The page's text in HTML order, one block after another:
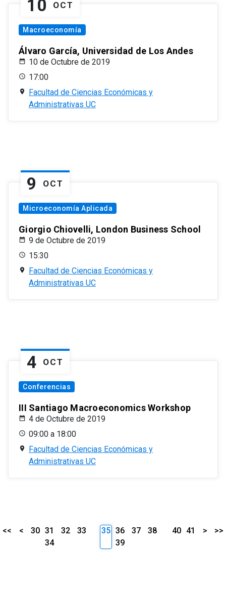
10 OCT
Macroeconomía
Álvaro García, Universidad de Los Andes
10 de Octubre de 2019
17:00
Facultad de Ciencias Económicas y
Administrativas UC
9 OCT
Microeconomía Aplicada
Giorgio Chiovelli, London Business School
9 de Octubre de 2019
15:30
Facultad de Ciencias Económicas y
Administrativas UC
4 OCT
Conferencias
III Santiago Macroeconomics Workshop
4 de Octubre de 2019
09:00 a 18:00
Facultad de Ciencias Económicas y
Administrativas UC
<< < 30 31 32
33
34
35 36 37
38
39
40 41 > >>